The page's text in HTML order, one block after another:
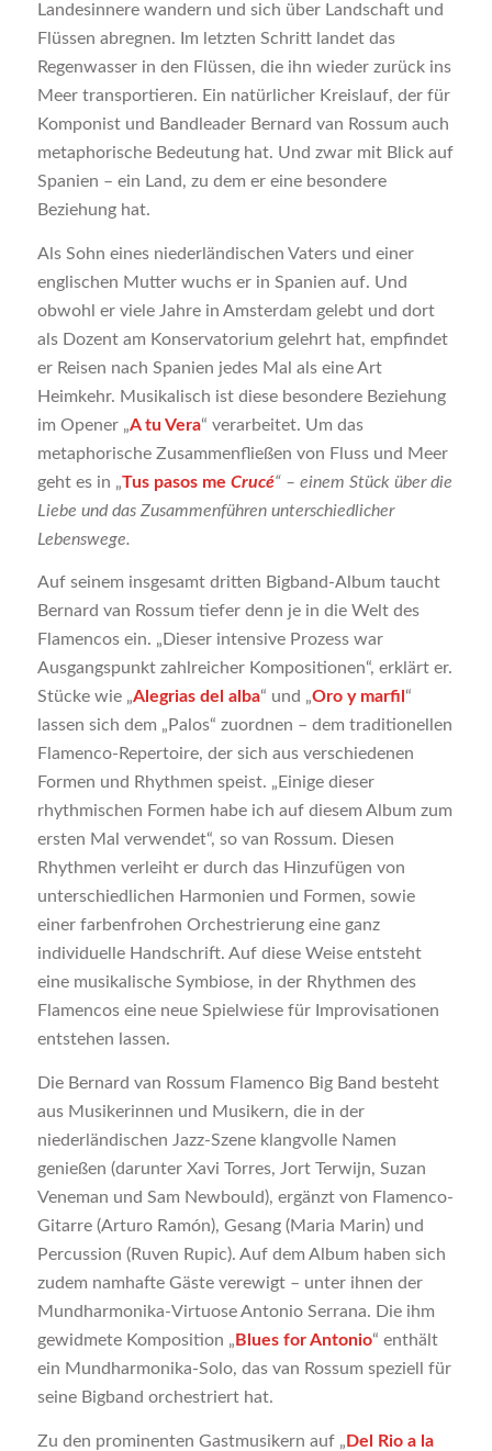
Landesinnere wandern und sich über Landschaft und
Flüssen abregnen. Im letzten Schritt landet das
Regenwasser in den Flüssen, die ihn wieder zurück ins
Meer transportieren. Ein natürlicher Kreislauf, der für
Komponist und Bandleader Bernard van Rossum auch
metaphorische Bedeutung hat. Und zwar mit Blick auf
Spanien – ein Land, zu dem er eine besondere
Beziehung hat.
Als Sohn eines niederländischen Vaters und einer
englischen Mutter wuchs er in Spanien auf. Und
obwohl er viele Jahre in Amsterdam gelebt und dort
als Dozent am Konservatorium gelehrt hat, empfindet
er Reisen nach Spanien jedes Mal als eine Art
Heimkehr. Musikalisch ist diese besondere Beziehung
im Opener „A tu Vera“ verarbeitet. Um das
metaphorische Zusammenfließen von Fluss und Meer
geht es in „Tus pasos me Crucé“ – einem Stück über die
Liebe und das Zusammenführen unterschiedlicher
Lebenswege.
Auf seinem insgesamt dritten Bigband-Album taucht
Bernard van Rossum tiefer denn je in die Welt des
Flamencos ein. „Dieser intensive Prozess war
Ausgangspunkt zahlreicher Kompositionen“, erklärt er.
Stücke wie „Alegrias del alba“ und „Oro y marfil “
lassen sich dem „Palos“ zuordnen – dem traditionellen
Flamenco-Repertoire, der sich aus verschiedenen
Formen und Rhythmen speist. „Einige dieser
rhythmischen Formen habe ich auf diesem Album zum
ersten Mal verwendet“, so van Rossum. Diesen
Rhythmen verleiht er durch das Hinzufügen von
unterschiedlichen Harmonien und Formen, sowie
einer farbenfrohen Orchestrierung eine ganz
individuelle Handschrift. Auf diese Weise entsteht
eine musikalische Symbiose, in der Rhythmen des
Flamencos eine neue Spielwiese für Improvisationen
entstehen lassen.
Die Bernard van Rossum Flamenco Big Band besteht
aus Musikerinnen und Musikern, die in der
niederländischen Jazz-Szene klangvolle Namen
genießen (darunter Xavi Torres, Jort Terwijn, Suzan
Veneman und Sam Newbould), ergänzt von Flamenco-
Gitarre (Arturo Ramón), Gesang (Maria Marin) und
Percussion (Ruven Rupic). Auf dem Album haben sich
zudem namhafte Gäste verewigt – unter ihnen der
Mundharmonika-Virtuose Antonio Serrana. Die ihm
gewidmete Komposition „ Blues for Antonio“ enthält
ein Mundharmonika-Solo, das van Rossum speziell für
seine Bigband orchestriert hat.
Zu den prominenten Gastmusikern auf „Del Rio a la